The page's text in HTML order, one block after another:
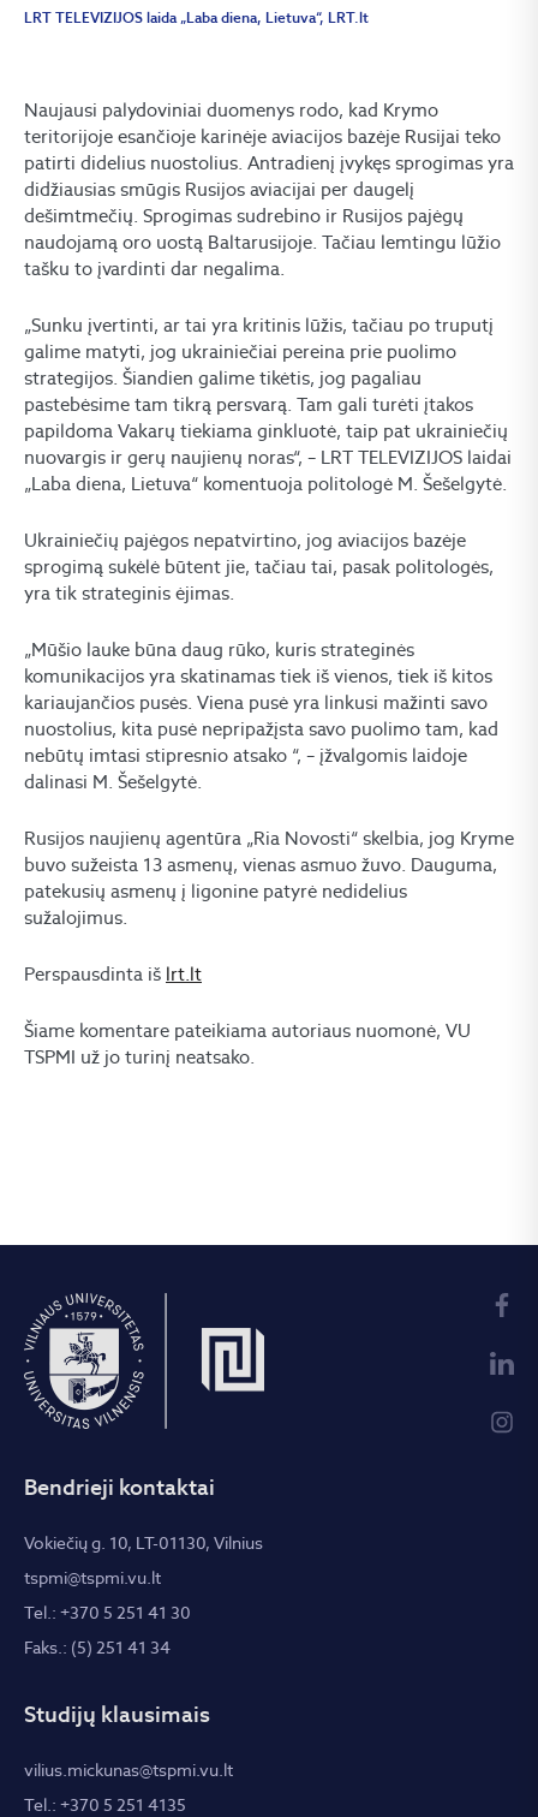
LRT TELEVIZIJOS laida „Laba diena, Lietuva“, LRT.lt
Naujausi palydoviniai duomenys rodo, kad Krymo
teritorijoje esančioje karinėje aviacijos bazėje Rusijai teko
patirti didelius nuostolius. Antradienį įvykęs sprogimas yra
didžiausias smūgis Rusijos aviacijai per daugelį
dešimtmečių. Sprogimas sudrebino ir Rusijos pajėgų
naudojamą oro uostą Baltarusijoje. Tačiau lemtingu lūžio
tašku to įvardinti dar negalima.
„Sunku įvertinti, ar tai yra kritinis lūžis, tačiau po truputį
galime matyti, jog ukrainiečiai pereina prie puolimo
strategijos. Šiandien galime tikėtis, jog pagaliau
pastebėsime tam tikrą persvarą. Tam gali turėti įtakos
papildoma Vakarų tiekiama ginkluotė, taip pat ukrainiečių
nuovargis ir gerų naujienų noras“, – LRT TELEVIZIJOS laidai
„Laba diena, Lietuva“ komentuoja politologė M. Šešelgytė.
Ukrainiečių pajėgos nepatvirtino, jog aviacijos bazėje
sprogimą sukėlė būtent jie, tačiau tai, pasak politologės,
yra tik strateginis ėjimas.
„Mūšio lauke būna daug rūko, kuris strateginės
komunikacijos yra skatinamas tiek iš vienos, tiek iš kitos
kariaujančios pusės. Viena pusė yra linkusi mažinti savo
nuostolius, kita pusė nepripažįsta savo puolimo tam, kad
nebūtų imtasi stipresnio atsako “, – įžvalgomis laidoje
dalinasi M. Šešelgytė.
Rusijos naujienų agentūra „Ria Novosti“ skelbia, jog Kryme
buvo sužeista 13 asmenų, vienas asmuo žuvo. Dauguma,
patekusių asmenų į ligonine patyrė nedidelius
sužalojimus.
Perspausdinta iš lrt.lt
Šiame komentare pateikiama autoriaus nuomonė, VU
TSPMI už jo turinį neatsako.
Bendrieji kontaktai
Vokiečių g. 10, LT-01130, Vilnius
tspmi@tspmi.vu.lt
Tel.: +370 5 251 41 30
Faks.: (5) 251 41 34
Studijų klausimais
vilius.mickunas@tspmi.vu.lt
Tel.: +370 5 251 4135